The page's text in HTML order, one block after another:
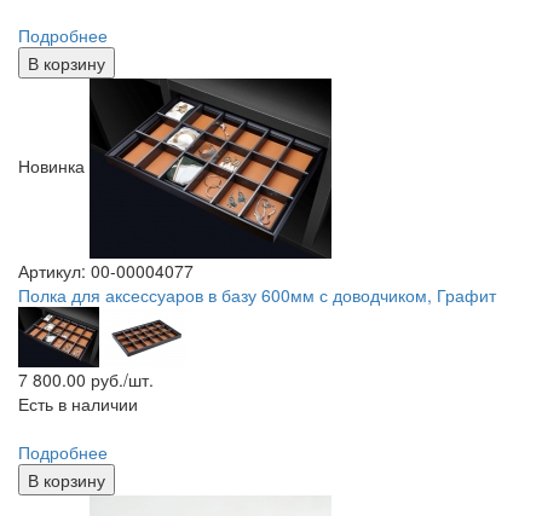
Подробнее
В корзину
Новинка
Артикул: 00-00004077
Полка для аксессуаров в базу 600мм с доводчиком, Графит
7 800.00 руб./шт.
Есть в наличии
Подробнее
В корзину